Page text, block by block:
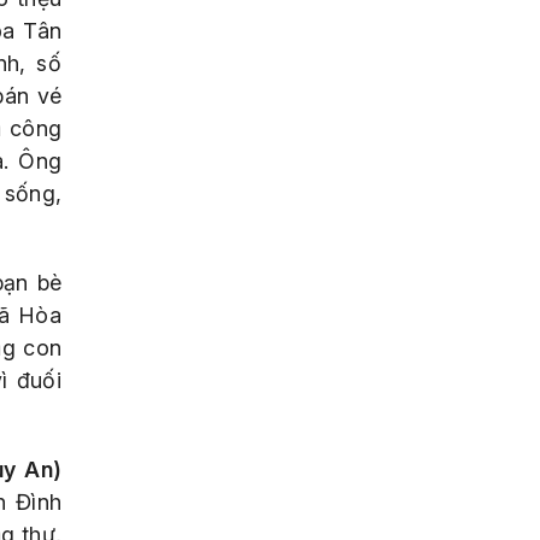
Tân
số
vé
công
Ông
bè
Hòa
con
đuối
An)
Đình
thư,